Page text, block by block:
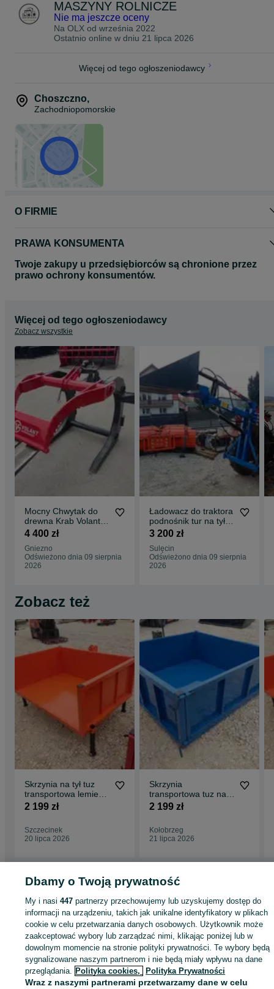
MASZYNY ROLNICZE
Nie ma jeszcze oceny
Na OLX od września 2022
Ostatnio online w dniu 21 lipca 2026
Więcej od tego ogłoszeniodawcy
Choszczno,
Zachodniopomorskie
O FIRMIE
PRAWA KONSUMENTA
Twoje zakupy u przedsiębiorców są chronione przez
prawo ochrony konsumentów.
Więcej od tego ogłoszeniodawcy
Zobacz wszystkie
Mocny Chwytak do
drewna Krab Volant
rozne mocowania
4 400 zł
Gniezno
Odświeżono dnia 09 sierpnia
2026
Ładowacz do traktora
podnośnik tur na tył
hydrauliczny łycha do
3 200 zł
Sulęcin
Odświeżono dnia 09 sierpnia
2026
Zobacz też
Skrzynia na tył tuz
transportowa lemiesz
kiper nowa solidna
2 199 zł
Szczecinek
20 lipca 2026
Skrzynia
transportowa tuz na
tył traktora lemiesz
2 199 zł
Kołobrzeg
21 lipca 2026
rolniczych - Zachodniopomorskie
Części do maszyn rolniczych - Choszczno
KATEGORIA
ID:994984921 Wyświetlenia:
Dbamy o Twoją prywatność
My i nasi447 partnerzy przechowujemy lub uzyskujemy dostęp do
informacji na urządzeniu, takich jak unikalne identyfikatory w plikach
cookie w celu przetwarzania danych osobowych. Użytkownik może
zaakceptować wybory lub zarządzać nimi, klikając poniżej lub w
dowolnym momencie na stronie polityki prywatności. Te wybory będą
sygnalizowane naszym partnerom i nie będą miały wpływu na dane
przeglądania. Polityka cookies, Polityka Prywatności
Wraz z naszymi partnerami przetwarzamy dane w celu